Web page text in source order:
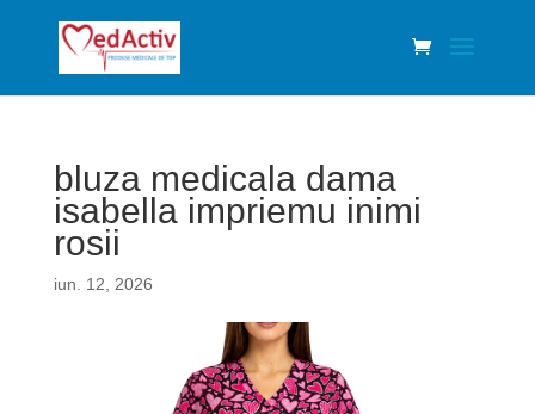
bluza medicala dama
isabella impriemu inimi
rosii
iun. 12, 2026